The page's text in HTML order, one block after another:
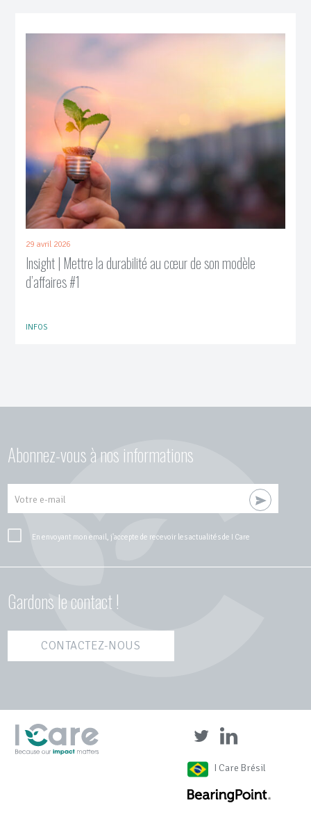
29 avril 2026
Insight | Mettre la durabilité au cœur de son modèle
d’affaires #1
INFOS
Abonnez-vous à nos informations
Votre e-mail
En envoyant mon email, j'accepte de recevoir les actualités de I Care
Gardons le contact !
CONTACTEZ-NOUS
I Care Brésil